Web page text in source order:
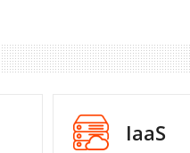
IaaS